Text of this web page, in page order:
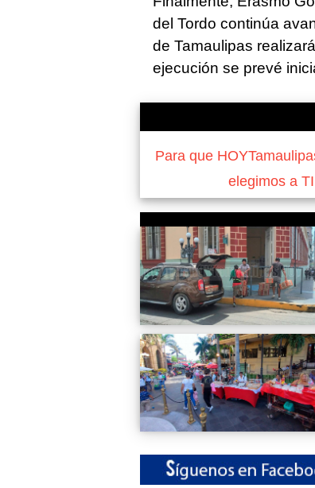
del Tordo continúa
de Tamaulipas
ejecución se prevé
Para que
elegimos a